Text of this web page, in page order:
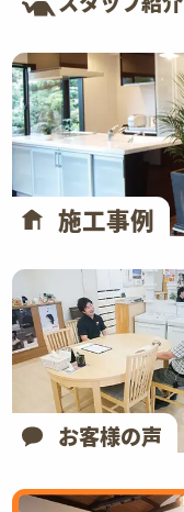
施工事例
お客様の声